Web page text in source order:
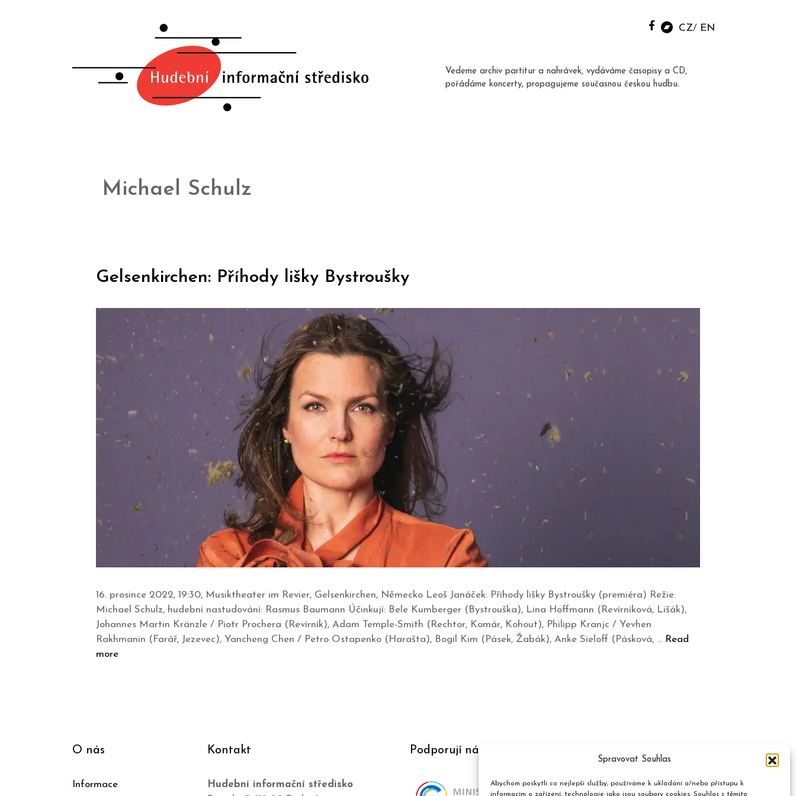
Spravovat Souhlas
Abychom poskytli co nejlepší služby, používáme k ukládání a/nebo přístupu k
informacím o zařízení, technologie jako jsou soubory cookies. Souhlas s těmito
CZ EN
Vedeme archiv partitur a nahrávek, vydáváme časopisy a CD,
pořádáme koncerty, propagujeme současnou českou hudbu.
Michael Schulz
Gelsenkirchen: Příhody lišky Bystroušky
16. prosince 2022, 19:30, Musiktheater im Revier, Gelsenkirchen, Německo Leoš Janáček: Příhody lišky Bystroušky (premiéra) Režie:
Michael Schulz, hudební nastudování: Rasmus Baumann Účinkují: Bele Kumberger (Bystrouška), Lina Hoffmann (Revírníková, Lišák),
Johannes Martin Kränzle / Piotr Prochera (Revírník), Adam Temple-Smith (Rechtor, Komár, Kohout), Philipp Kranjc / Yevhen
Rakhmanin (Farář, Jezevec), Yancheng Chen / Petro Ostapenko (Harašta), Bogil Kim (Pásek, Žabák), Anke Sieloff (Pásková, … Read
more
O nás
Informace
Kontakt
Hudební informační středisko
Podporují nás